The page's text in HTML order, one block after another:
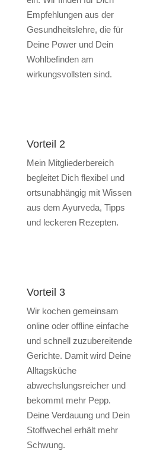
Empfehlungen aus der
Gesundheitslehre, die für
Deine Power und Dein
Wohlbefinden am
wirkungsvollsten sind.
Vorteil 2
Mein Mitgliederbereich
begleitet Dich flexibel und
ortsunabhängig mit Wissen
aus dem Ayurveda, Tipps
und leckeren Rezepten.
Vorteil 3
Wir kochen gemeinsam
online oder offline einfache
und schnell zuzubereitende
Gerichte. Damit wird Deine
Alltagsküche
abwechslungsreicher und
bekommt mehr Pepp.
Deine Verdauung und Dein
Stoffwechel erhält mehr
Schwung.